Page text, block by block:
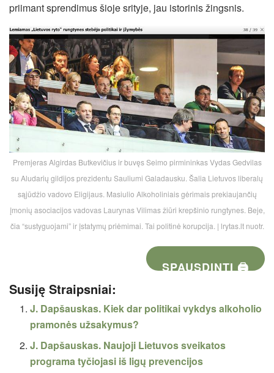
priimant sprendimus šioje srityje, jau istorinis žingsnis.
Premjeras Algirdas Butkevičius ir buvęs Seimo pirmininkas Vydas Gedvilas
su Aludarių gildijos prezidentu Sauliumi Galadausku. Šalia Lietuvos liberalų
sąjūdžio vadovo Eligijaus. Masiulio Alkoholiniais gėrimais prekiaujančių
įmonių asociacijos vadovas Laurynas Vilimas žiūri krepšinio rungtynes. Beje,
čia “sustyguojami” ir įstatymų priėmimai. Tai politinė korupcija. | lrytas.lt nuotr.
SPAUSDINTI 🖨
Susiję Straipsniai:
J. Dapšauskas. Kiek dar politikai vykdys alkoholio
pramonės užsakymus?
J. Dapšauskas. Naujoji Lietuvos sveikatos
programa tyčiojasi iš ligų prevencijos